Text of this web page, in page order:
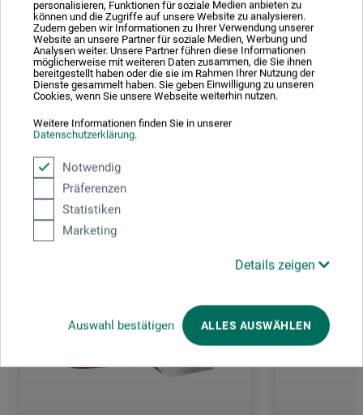
personalisieren, Funktionen für soziale Medien anbieten zu
können und die Zugriffe auf unsere Website zu analysieren.
Zudem geben wir Informationen zu Ihrer Verwendung unserer
Website an unsere Partner für soziale Medien, Werbung und
Analysen weiter. Unsere Partner führen diese Informationen
möglicherweise mit weiteren Daten zusammen, die Sie ihnen
bereitgestellt haben oder die sie im Rahmen Ihrer Nutzung der
Dienste gesammelt haben. Sie geben Einwilligung zu unseren
Cookies, wenn Sie unsere Webseite weiterhin nutzen.
Weitere Informationen finden Sie in unserer
Datenschutzerklärung.
Notwendig
Präferenzen
Statistiken
Marketing
Details zeigen
Auswahl bestätigen ALLES AUSWÄHLEN
Liegnitzer Str. 17
58454 Witten
DE
info.dl@boesner.com
Kunden kauften auch